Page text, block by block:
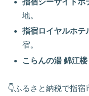
指宿シーサイドホ
地。
指宿ロイヤルホテ
宿。
こらんの湯 錦江楼
👇ふるさと納税で指宿